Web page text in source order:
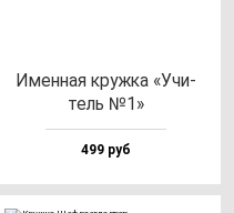
Имен­ная круж­ка «Учи­
тель №1»
499 руб